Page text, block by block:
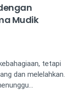
Mudik
tetapi
dan melelahkan.